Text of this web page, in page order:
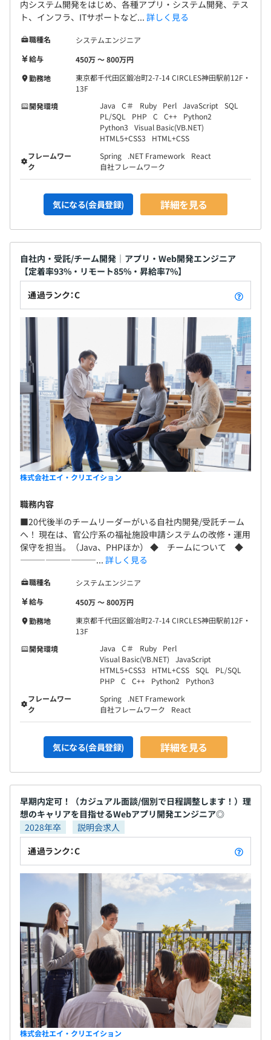
内システム開発をはじめ、各種アプリ・システム開発、テス
ト、インフラ、ITサポートなど... 詳しく見る
職種名
システムエンジニア
給与
450万 〜 800万円
勤務地
東京都千代田区鍛冶町2-7-14 CIRCLES神田駅前12F・
13F
開発環境
Java C＃ Ruby Perl JavaScript
SQL
PL/SQL
PHP C C++
Python2
Python3
Visual Basic(VB.NET)
HTML5+CSS3
HTML+CSS
フレームワー
ク
Spring .NET Framework
React
自社フレームワーク
気になる(会員登録) 詳細を見る
自社内・受託/チーム開発│アプリ・Web開発エンジニア
【定着率93%・リモート85%・昇給率7%】
通過ランク：C
株式会社エイ・クリエイション
職務内容
■20代後半のチームリーダーがいる自社内開発/受託チーム
へ！ 現在は、官公庁系の福祉施設申請システムの改修・運用
保守を担当。（Java、PHPほか） ◆ チームについて ◆
―――――――――... 詳しく見る
職種名
システムエンジニア
給与
450万 〜 800万円
勤務地
東京都千代田区鍛冶町2-7-14 CIRCLES神田駅前12F・
13F
開発環境
Java C＃ Ruby
Perl
Visual Basic(VB.NET)
JavaScript
HTML5+CSS3
HTML+CSS SQL
PL/SQL
PHP
C C++ Python2
Python3
フレームワー
ク
Spring
.NET Framework
自社フレームワーク
React
気になる(会員登録) 詳細を見る
早期内定可！（カジュアル面談/個別で日程調整します！）理
想のキャリアを目指せるWebアプリ開発エンジニア◎
2028年卒
説明会求人
通過ランク：C
株式会社エイ・クリエイション